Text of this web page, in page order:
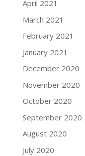
April 2021
March 2021
February 2021
January 2021
December 2020
November 2020
October 2020
September 2020
August 2020
July 2020